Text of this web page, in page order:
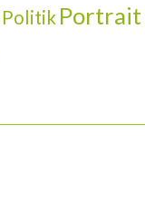
Politik Portrait